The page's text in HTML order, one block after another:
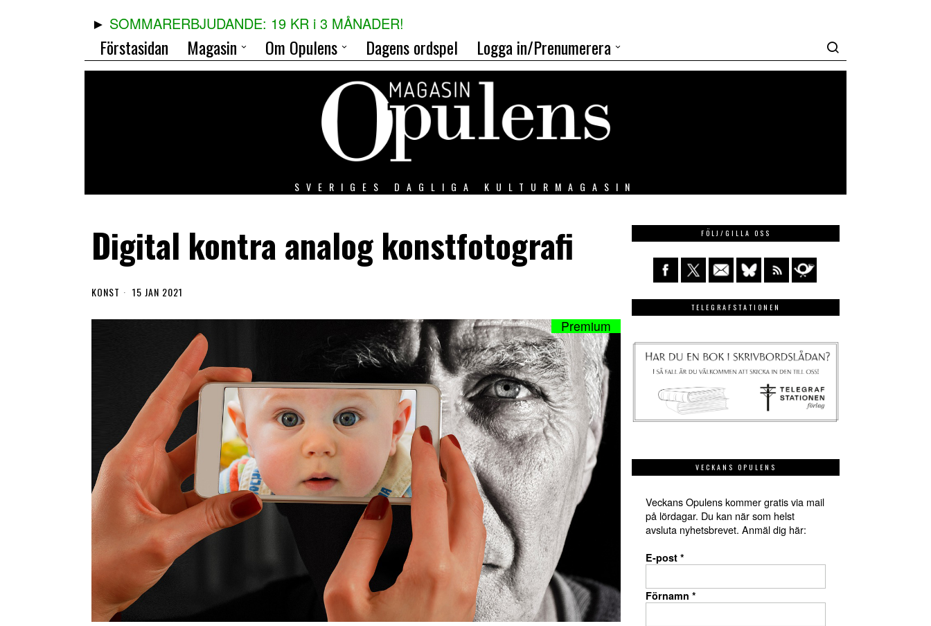
SOMMARERBJUDANDE: 19 KR i 3 MÅNADER!
Förstasidan Magasin Om Opulens Dagens ordspel Logga in/Prenumerera
SVERIGES DAGLIGA KULTURMAGASIN
Digital kontra analog konstfotografi
KONST 15 JAN 2021
FÖLJ/GILLA OSS
TELEGRAFSTATIONEN
VECKANS OPULENS
Veckans Opulens kommer gratis via mail
på lördagar. Du kan när som helst
avsluta nyhetsbrevet. Anmäl dig här:
E-post *
Förnamn *